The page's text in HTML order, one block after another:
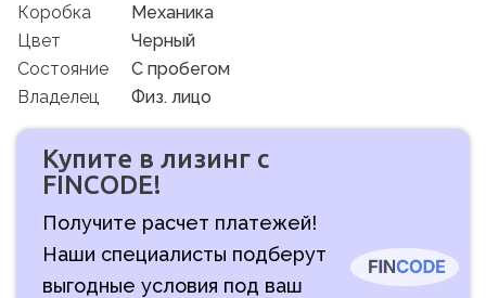
Коробка
Механика
Цвет
Черный
Состояние
C пробегом
Владелец
Физ. лицо
Купите в лизинг с
FINCODE!
Получите расчет платежей!
Наши специалисты подберут
выгодные условия под ваш